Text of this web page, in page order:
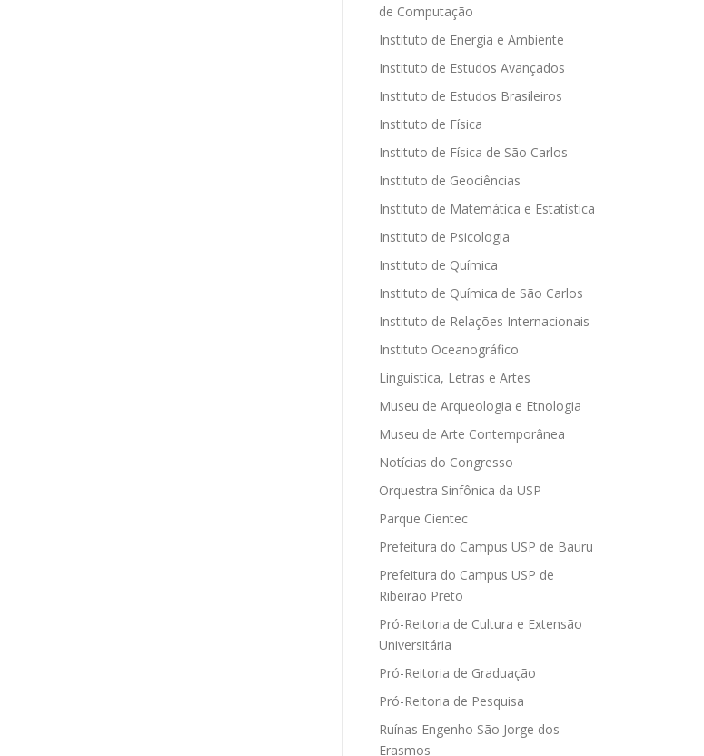
de Computação
Instituto de Energia e Ambiente
Instituto de Estudos Avançados
Instituto de Estudos Brasileiros
Instituto de Física
Instituto de Física de São Carlos
Instituto de Geociências
Instituto de Matemática e Estatística
Instituto de Psicologia
Instituto de Química
Instituto de Química de São Carlos
Instituto de Relações Internacionais
Instituto Oceanográfico
Linguística, Letras e Artes
Museu de Arqueologia e Etnologia
Museu de Arte Contemporânea
Notícias do Congresso
Orquestra Sinfônica da USP
Parque Cientec
Prefeitura do Campus USP de Bauru
Prefeitura do Campus USP de
Ribeirão Preto
Pró-Reitoria de Cultura e Extensão
Universitária
Pró-Reitoria de Graduação
Pró-Reitoria de Pesquisa
Ruínas Engenho São Jorge dos
Erasmos